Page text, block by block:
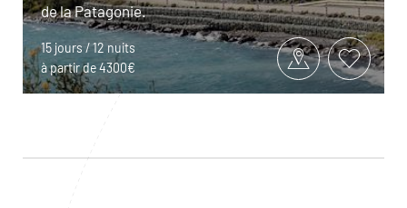
de la Patagonie.
15 jours / 12 nuits
à partir de 4300€